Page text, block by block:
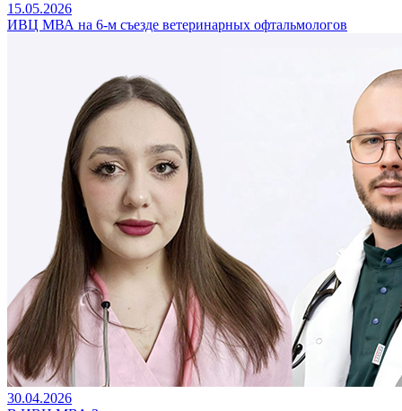
15.05.2026
ИВЦ МВА на 6-м съезде ветеринарных офтальмологов
30.04.2026